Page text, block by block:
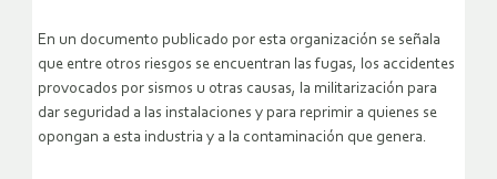
En un documento publicado por esta organización se señala
que entre otros riesgos se encuentran las fugas, los accidentes
provocados por sismos u otras causas, la militarización para
dar seguridad a las instalaciones y para reprimir a quienes se
opongan a esta industria y a la contaminación que genera.